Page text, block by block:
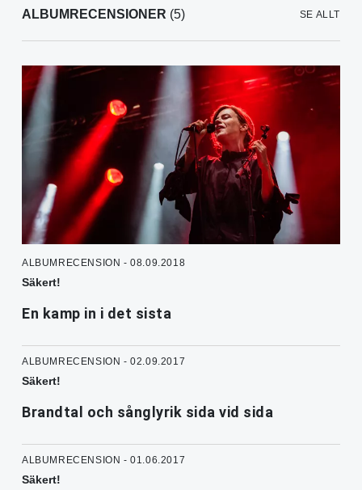
ALBUMRECENSIONER (5) SE ALLT
ALBUMRECENSION - 08.09.2018
Säkert!
En kamp in i det sista
ALBUMRECENSION - 02.09.2017
Säkert!
Brandtal och sånglyrik sida vid sida
ALBUMRECENSION - 01.06.2017
Säkert!